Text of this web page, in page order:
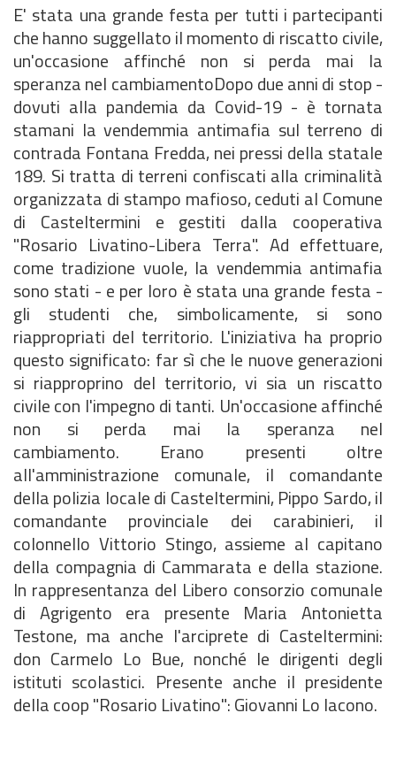
E' stata una grande festa per tutti i partecipanti
che hanno suggellato il momento di riscatto civile,
un'occasione affinché non si perda mai la
speranza nel cambiamentoDopo due anni di stop -
dovuti alla pandemia da Covid-19 - è tornata
stamani la vendemmia antimafia sul terreno di
contrada Fontana Fredda, nei pressi della statale
189. Si tratta di terreni confiscati alla criminalità
organizzata di stampo mafioso, ceduti al Comune
di Casteltermini e gestiti dalla cooperativa
"Rosario Livatino-Libera Terra". Ad effettuare,
come tradizione vuole, la vendemmia antimafia
sono stati - e per loro è stata una grande festa -
gli studenti che, simbolicamente, si sono
riappropriati del territorio. L'iniziativa ha proprio
questo significato: far sì che le nuove generazioni
si riapproprino del territorio, vi sia un riscatto
civile con l'impegno di tanti. Un'occasione affinché
non si perda mai la speranza nel
cambiamento. Erano presenti oltre
all'amministrazione comunale, il comandante
della polizia locale di Casteltermini, Pippo Sardo, il
comandante provinciale dei carabinieri, il
colonnello Vittorio Stingo, assieme al capitano
della compagnia di Cammarata e della stazione.
In rappresentanza del Libero consorzio comunale
di Agrigento era presente Maria Antonietta
Testone, ma anche l'arciprete di Casteltermini:
don Carmelo Lo Bue, nonché le dirigenti degli
istituti scolastici. Presente anche il presidente
della coop "Rosario Livatino": Giovanni Lo Iacono.